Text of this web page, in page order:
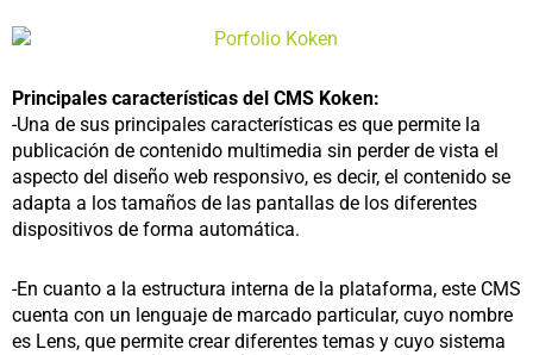
Principales características del CMS Koken:
-Una de sus principales características es que permite la
publicación de contenido multimedia sin perder de vista el
aspecto del diseño web responsivo, es decir, el contenido se
adapta a los tamaños de las pantallas de los diferentes
dispositivos de forma automática.
-En cuanto a la estructura interna de la plataforma, este CMS
cuenta con un lenguaje de marcado particular, cuyo nombre
es Lens, que permite crear diferentes temas y cuyo sistema